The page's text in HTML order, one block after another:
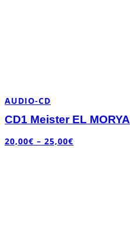
AUDIO-CD
CD1 Meister EL MORYA
20,00€ – 25,00€